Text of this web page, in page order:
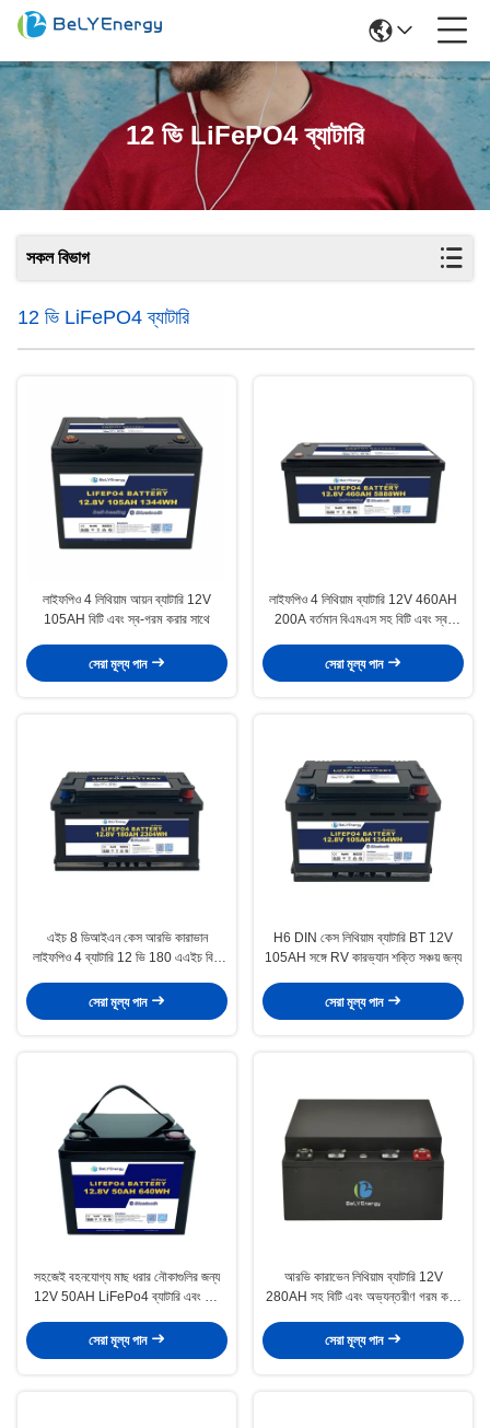
12 ভি LiFePO4 ব্যাটারি
সকল বিভাগ
12 ভি LiFePO4 ব্যাটারি
লাইফপিও 4 লিথিয়াম আয়ন ব্যাটারি 12V
105AH বিটি এবং স্ব-গরম করার সাথে
সেরা মূল্য পান
লাইফপিও 4 লিথিয়াম ব্যাটারি 12V 460AH
200A বর্তমান বিএমএস সহ বিটি এবং স্ব-
সেরা মূল্য পান
এইচ 8 ডিআইএন কেস আরভি কারাভান
লাইফপিও 4 ব্যাটারি 12 ভি 180 এএইচ বিটি
সেরা মূল্য পান
H6 DIN কেস লিথিয়াম ব্যাটারি BT 12V
105AH সঙ্গে RV কারভ্যান শক্তি সঞ্চয় জন্য
সেরা মূল্য পান
সহজেই বহনযোগ্য মাছ ধরার নৌকাগুলির জন্য
12V 50AH LiFePo4 ব্যাটারি এবং স্মার্ট
সেরা মূল্য পান
আরভি কারাভেন লিথিয়াম ব্যাটারি 12V
280AH সহ বিটি এবং অভ্যন্তরীণ গরম করার
সেরা মূল্য পান